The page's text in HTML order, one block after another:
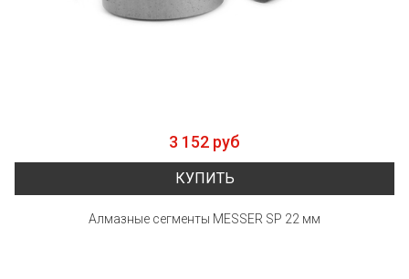
3 152 руб
КУПИТЬ
Алмазные сегменты MESSER SP 22 мм